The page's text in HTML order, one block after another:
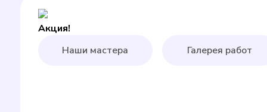
Акция!
Наши мастера
Галерея работ